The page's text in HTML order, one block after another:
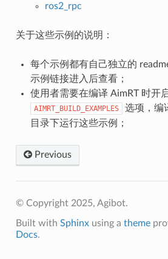
ros2_rpc
关于这些示例的说明：
每个示例都有自己独立的
示例链接进入后查看；
使用者需要在编译 AimRT 时开
AIMRT_BUILD_EXAMPLES
选项，编
目录下运行这些示例；
Previous
© Copyright 2025, Agibot.
Built with Sphinxusing a theme
Docs.